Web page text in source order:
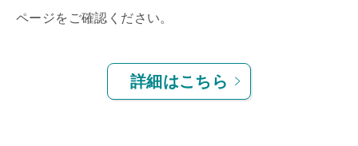
ページをご確認ください。
詳細はこちら